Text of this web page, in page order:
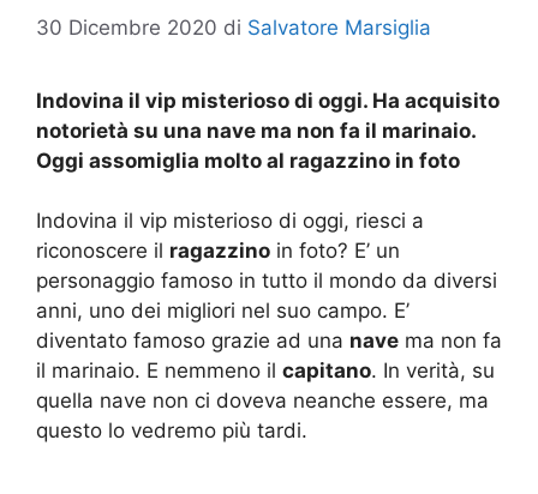
30 Dicembre 2020 di Salvatore Marsiglia
Indovina il vip misterioso di oggi. Ha acquisito
notorietà su una nave ma non fa il marinaio.
Oggi assomiglia molto al ragazzino in foto
Indovina il vip misterioso di oggi, riesci a
riconoscere il ragazzino in foto? E’ un
personaggio famoso in tutto il mondo da diversi
anni, uno dei migliori nel suo campo. E’
diventato famoso grazie ad una nave ma non fa
il marinaio. E nemmeno il capitano. In verità, su
quella nave non ci doveva neanche essere, ma
questo lo vedremo più tardi.